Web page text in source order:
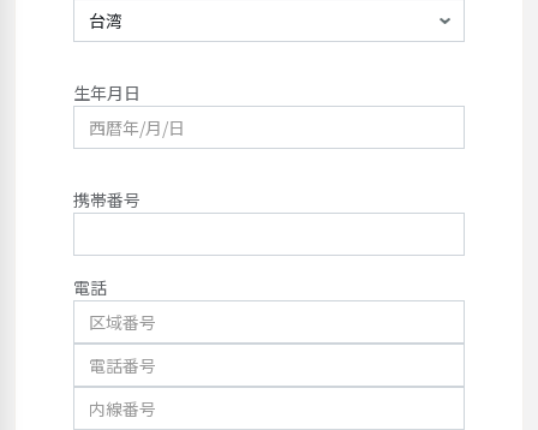
生年月日
携帯番号
電話